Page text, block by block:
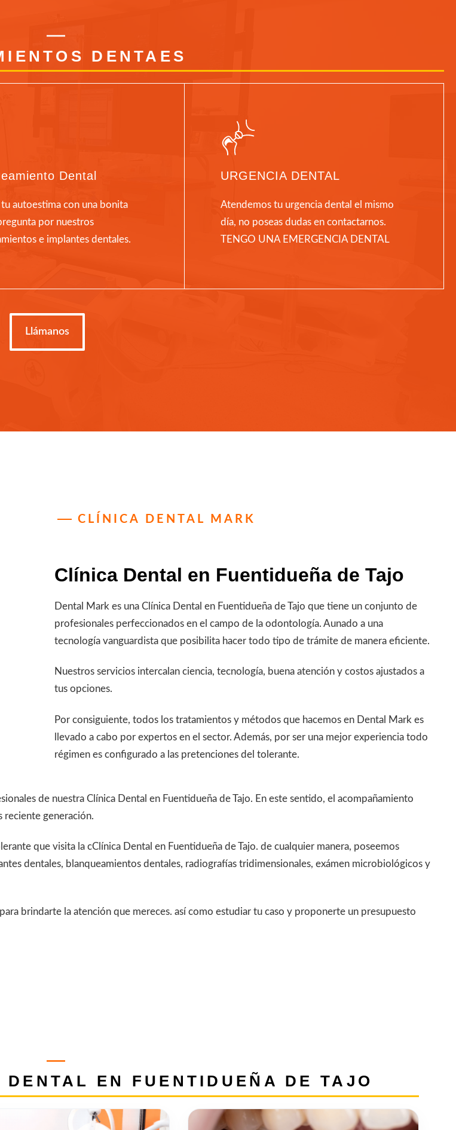
DENTAES
Dental
autoestima con una bonita
por nuestros
e implantes dentales.
URGENCIA DENTAL
Atendemos tu urgencia dental el mismo
día, no poseas dudas en contactarnos.
TENGO UNA EMERGENCIA DENTAL
Llámanos
CLÍNICA DENTAL MARK
Clínica Dental en Fuentidueña de Tajo
Dental Mark es una Clínica Dental en Fuentidueña de Tajo que tiene un conjunto de
profesionales perfeccionados en el campo de la odontología. Aunado a una
tecnología vanguardista que posibilita hacer todo tipo de trámite de manera eficiente.
Nuestros servicios intercalan ciencia, tecnología, buena atención y costos ajustados a
tus opciones.
Por consiguiente, todos los tratamientos y métodos que hacemos en Dental Mark es
llevado a cabo por expertos en el sector. Además, por ser una mejor experiencia todo
régimen es configurado a las pretenciones del tolerante.
de nuestra Clínica Dental en Fuentidueña de Tajo. En este sentido, el acompañamiento
reciente generación.
que visita la cClínica Dental en Fuentidueña de Tajo. de cualquier manera, poseemos
dentales, blanqueamientos dentales, radiografías tridimensionales, exámen microbiológicos y
brindarte la atención que mereces. así como estudiar tu caso y proponerte un presupuesto
EN FUENTIDUEÑA DE TAJO